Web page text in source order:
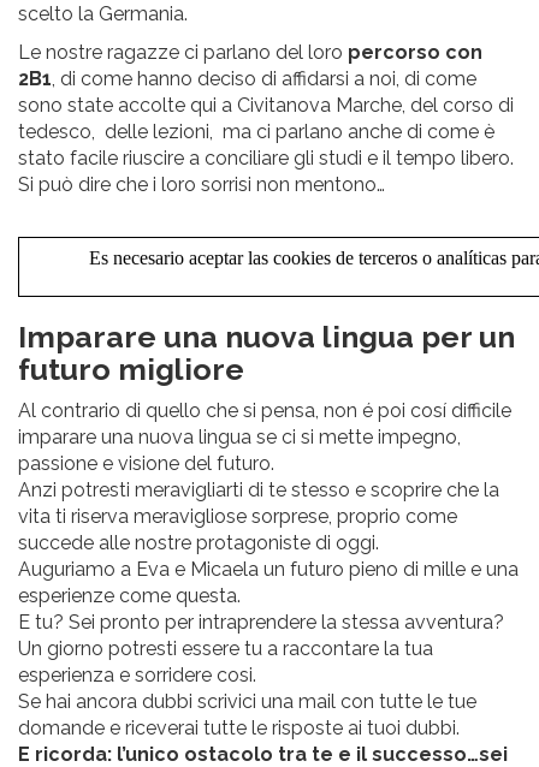
scelto la Germania.
Le nostre ragazze ci parlano del loro percorso con
2B1 , di come hanno deciso di affidarsi a noi, di come
sono state accolte qui a Civitanova Marche, del corso di
tedesco, delle lezioni, ma ci parlano anche di come è
stato facile riuscire a conciliare gli studi e il tempo libero.
Si può dire che i loro sorrisi non mentono…
Imparare una nuova lingua per un
futuro migliore
Al contrario di quello che si pensa, non é poi cosí difficile
imparare una nuova lingua se ci si mette impegno,
passione e visione del futuro.
Anzi potresti meravigliarti di te stesso e scoprire che la
vita ti riserva meravigliose sorprese, proprio come
succede alle nostre protagoniste di oggi.
Auguriamo a Eva e Micaela un futuro pieno di mille e una
esperienze come questa.
E tu? Sei pronto per intraprendere la stessa avventura?
Un giorno potresti essere tu a raccontare la tua
esperienza e sorridere cosi.
Se hai ancora dubbi scrivici una mail con tutte le tue
domande e riceverai tutte le risposte ai tuoi dubbi.
E ricorda: l’unico ostacolo tra te e il successo…sei